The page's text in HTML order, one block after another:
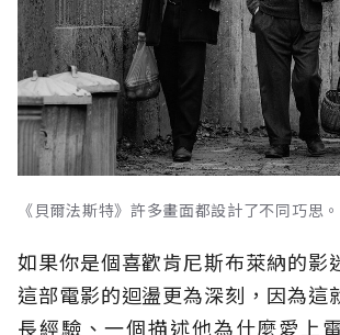
《貝爾法斯特》許多畫面都設計了不同巧思
如果你是個喜歡肯尼斯布萊納的影
這部電影的迴盪更為深刻，因為這
長經驗、一個描述他為什麼愛上